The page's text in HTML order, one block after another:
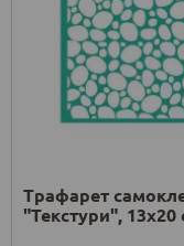
Трафарет
"Текстури", 13x20